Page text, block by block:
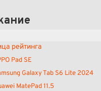
рейтинга
Pad SE
Galaxy Tab S6 Lite 2024
MatePad 11.5